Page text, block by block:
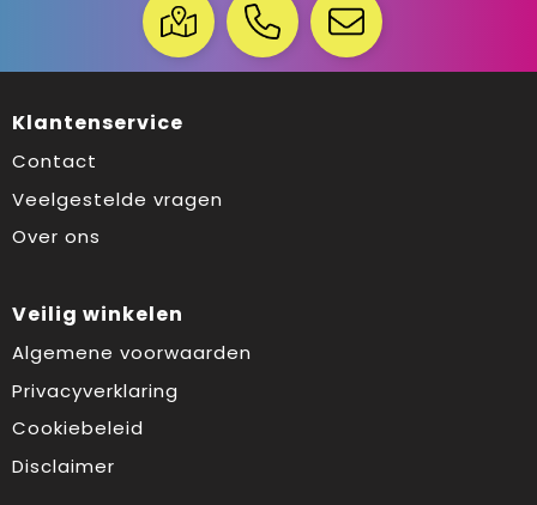
Klantenservice
Contact
Veelgestelde vragen
Over ons
Veilig winkelen
Algemene voorwaarden
Privacyverklaring
Cookiebeleid
Disclaimer